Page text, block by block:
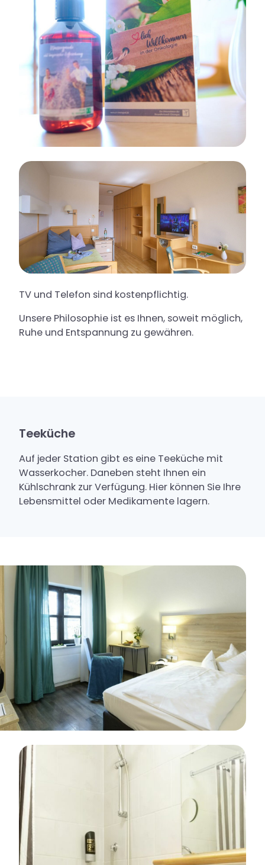
TV und Telefon sind kostenpflichtig.
Unsere Philosophie ist es Ihnen, soweit möglich,
Ruhe und Entspannung zu gewähren.
Teeküche
Auf jeder Station gibt es eine Teeküche mit
Wasserkocher. Daneben steht Ihnen ein
Kühlschrank zur Verfügung. Hier können Sie Ihre
Lebensmittel oder Medikamente lagern.